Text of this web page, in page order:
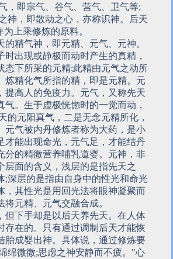
，即宗气、谷气、营气、卫气等;
神，即散动之心，亦称识神。后天
上乘修炼的原料。
的精气神，即元精、元气、元神。
出现或静极而动时产生的真精，
态下所采的元精;此精由元气之动所
炼精化气所指的精，即是元精。元
提高人的免疫力。元气，又称先天
。生于虚极恍惚时的一觉而动，
的元阳真气，二是无念元精所化，
元气被内丹修炼者称为大药，是小
才能出现命光，元气足，才能结丹
分的精微营养哺乳道婴。元神，非
层面的含义，浅层的是指先天之
;深层的是指由自身中的性光和命光
，其性光是用回光法将眼神凝聚而
元精、元气交融合成。
但下手却是以后天养先天。在人体
存在的。只有通过调制后天才能恢
胎成婴出神。具体说，通过修炼要
绵微微;思虑之神安静而不疲。"心